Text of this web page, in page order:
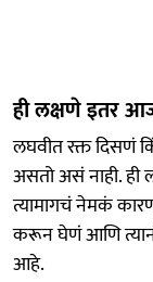
ही लक्षणे इतर
लघवीत रक्त दिसणं
असतो असं नाही. ही
त्यामागचं नेमकं
करून घेणं आणि
आहे.